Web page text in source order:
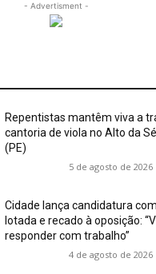
- Advertisment -
Repentistas mantêm viva a
cantoria de viola no Alto da
(PE)
5 de agosto de 2026
Cidade lança candidatura
lotada e recado à oposição:
responder com trabalho”
4 de agosto de 2026